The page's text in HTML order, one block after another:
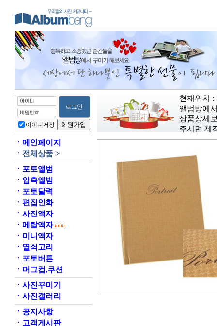
아이디저장
ㆍ 메인페이지
ㆍ 전체상품 >
ㆍ 포토앨범
ㆍ 압축앨범
ㆍ 포토달력
ㆍ 편집인화
ㆍ 사진액자
ㆍ 메탈액자
ㆍ 미니액자
ㆍ 열쇠고리
ㆍ 포토버튼
ㆍ 머그컵,쿠션
ㆍ 사진꾸미기
ㆍ 사진갤러리
ㆍ 공지사항
ㆍ 고객게시판
현재위치 :
앨범방에
상품상세
주시면 제